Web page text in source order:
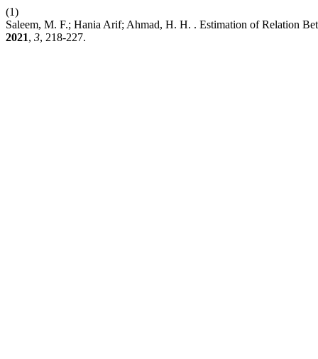
(1)
Saleem, M. F.; Hania Arif; Ahmad, H. H. . Estimation of Relation
2021, 3, 218-227.